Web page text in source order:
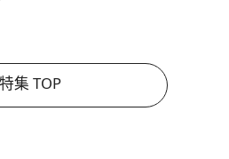
特集 TOP